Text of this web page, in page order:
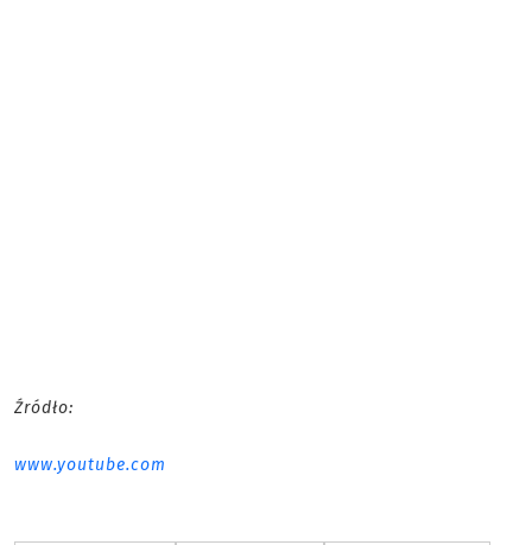
Źródło:
www.youtube.com